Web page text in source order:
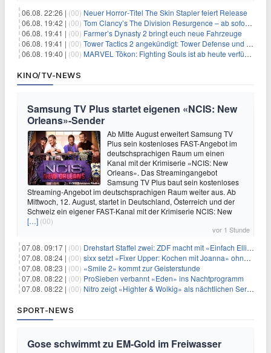
06.08. 22:26 | (00) Neuer Horror‑Titel The Skin Stapler feiert Release
06.08. 19:42 | (00) Tom Clancy’s The Division Resurgence – ab sofort für euch verfügbar
06.08. 19:41 | (00) Farmer’s Dynasty 2 bringt euch neue Fahrzeuge
06.08. 19:41 | (00) Tower Tactics 2 angekündigt: Tower Defense und Deckbuilding Kombo kehrt zurück
06.08. 19:40 | (00) MARVEL Tōkon: Fighting Souls ist ab heute verfügbar
KINO/TV-NEWS
Samsung TV Plus startet eigenen «NCIS: New
Orleans»-Sender
Ab Mitte August erweitert Samsung TV
Plus sein kostenloses FAST-Angebot im
deutschsprachigen Raum um einen
Kanal mit der Krimiserie «NCIS: New
Orleans». Das Streamingangebot
Samsung TV Plus baut sein kostenloses
Streaming-Angebot im deutschsprachigen Raum weiter aus. Ab
Mittwoch, 12. August, startet in Deutschland, Österreich und der
Schweiz ein eigener FAST-Kanal mit der Krimiserie NCIS: New
[…] (00)
vor 1 Stunde
07.08. 09:17 | (00) Drehstart Staffel zwei: ZDF macht mit «Einfach Elli» weiter
07.08. 08:24 | (00) sixx setzt «Fixer Upper: Kochen mit Joanna» ohne Pause fort
07.08. 08:23 | (00) «Smile 2» kommt zur Geisterstunde
07.08. 08:22 | (00) ProSieben verbannt «Eden» ins Nachtprogramm
07.08. 08:22 | (00) Nitro zeigt «Highter & Wolkig» als nächtlichen Serienmarathon
SPORT-NEWS
Gose schwimmt zu EM-Gold im Freiwasser